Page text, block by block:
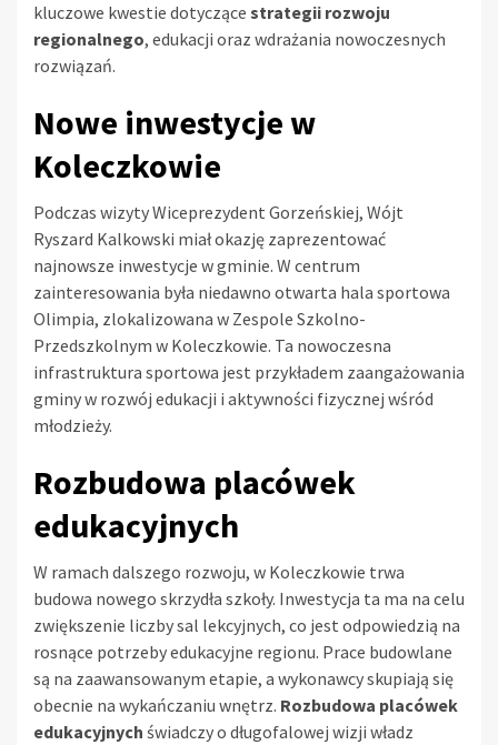
kluczowe kwestie dotyczące strategii rozwoju
regionalnego, edukacji oraz wdrażania nowoczesnych
rozwiązań.
Nowe inwestycje w
Koleczkowie
Podczas wizyty Wiceprezydent Gorzeńskiej, Wójt
Ryszard Kalkowski miał okazję zaprezentować
najnowsze inwestycje w gminie. W centrum
zainteresowania była niedawno otwarta hala sportowa
Olimpia, zlokalizowana w Zespole Szkolno-
Przedszkolnym w Koleczkowie. Ta nowoczesna
infrastruktura sportowa jest przykładem zaangażowania
gminy w rozwój edukacji i aktywności fizycznej wśród
młodzieży.
Rozbudowa placówek
edukacyjnych
W ramach dalszego rozwoju, w Koleczkowie trwa
budowa nowego skrzydła szkoły. Inwestycja ta ma na celu
zwiększenie liczby sal lekcyjnych, co jest odpowiedzią na
rosnące potrzeby edukacyjne regionu. Prace budowlane
są na zaawansowanym etapie, a wykonawcy skupiają się
obecnie na wykańczaniu wnętrz. Rozbudowa placówek
edukacyjnych świadczy o długofalowej wizji władz